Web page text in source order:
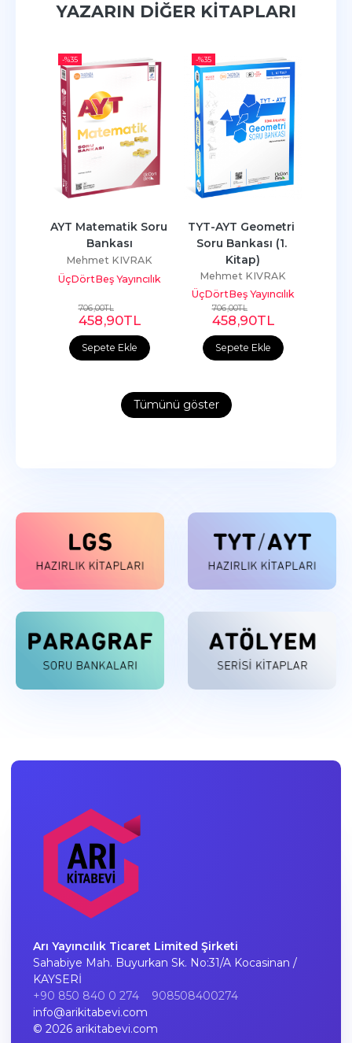
YAZARIN DIĞER KITAPLARI
-%35
Sepete Ekle
AYT Matematik Soru
Bankası
Mehmet KIVRAK
ÜçDörtBeş Yayıncılık
706,00TL
458,90TL
-%35
Sepete Ekle
TYT-AYT Geometri
Soru Bankası (1.
Kitap)
Mehmet KIVRAK
ÜçDörtBeş Yayıncılık
706,00TL
458,90TL
Tümünü göster
Arı Yayıncılık Ticaret Limited Şirketi
Sahabiye Mah. Buyurkan Sk. No:31/A Kocasinan /
KAYSERİ
+90 850 840 0 274
908508400274
info@arikitabevi.com
© 2026 arikitabevi.com